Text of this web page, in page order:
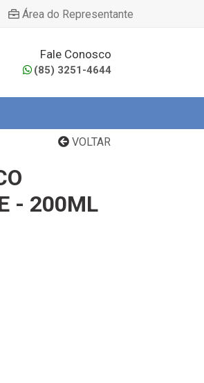
Área do Representante
Fale Conosco
(85) 3251-4644
VOLTAR
- 200ML